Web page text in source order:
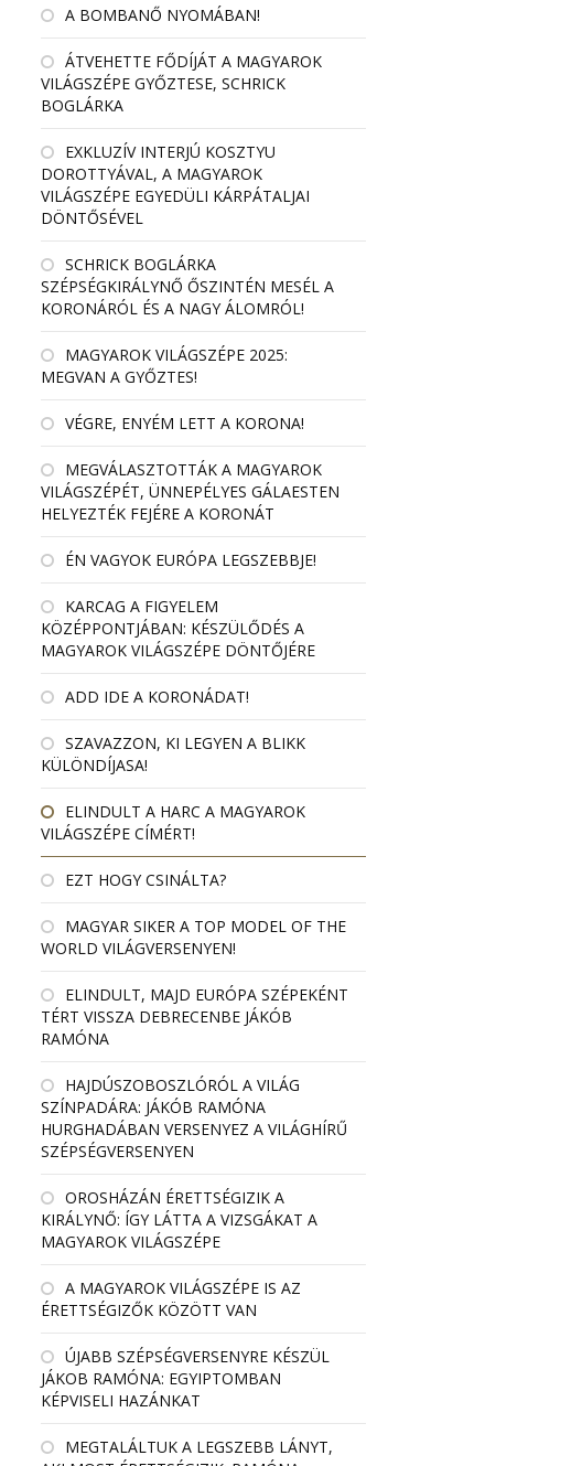
A BOMBANŐ NYOMÁBAN!
ÁTVEHETTE FŐDÍJÁT A MAGYAROK
VILÁGSZÉPE GYŐZTESE, SCHRICK
BOGLÁRKA
EXKLUZÍV INTERJÚ KOSZTYU
DOROTTYÁVAL, A MAGYAROK
VILÁGSZÉPE EGYEDÜLI KÁRPÁTALJAI
DÖNTŐSÉVEL
SCHRICK BOGLÁRKA
SZÉPSÉGKIRÁLYNŐ ŐSZINTÉN MESÉL A
KORONÁRÓL ÉS A NAGY ÁLOMRÓL!
MAGYAROK VILÁGSZÉPE 2025:
MEGVAN A GYŐZTES!
VÉGRE, ENYÉM LETT A KORONA!
MEGVÁLASZTOTTÁK A MAGYAROK
VILÁGSZÉPÉT, ÜNNEPÉLYES GÁLAESTEN
HELYEZTÉK FEJÉRE A KORONÁT
ÉN VAGYOK EURÓPA LEGSZEBBJE!
KARCAG A FIGYELEM
KÖZÉPPONTJÁBAN: KÉSZÜLŐDÉS A
MAGYAROK VILÁGSZÉPE DÖNTŐJÉRE
ADD IDE A KORONÁDAT!
SZAVAZZON, KI LEGYEN A BLIKK
KÜLÖNDÍJASA!
ELINDULT A HARC A MAGYAROK
VILÁGSZÉPE CÍMÉRT!
EZT HOGY CSINÁLTA?
MAGYAR SIKER A TOP MODEL OF THE
WORLD VILÁGVERSENYEN!
ELINDULT, MAJD EURÓPA SZÉPEKÉNT
TÉRT VISSZA DEBRECENBE JÁKÓB
RAMÓNA
HAJDÚSZOBOSZLÓRÓL A VILÁG
SZÍNPADÁRA: JÁKÓB RAMÓNA
HURGHADÁBAN VERSENYEZ A VILÁGHÍRŰ
SZÉPSÉGVERSENYEN
OROSHÁZÁN ÉRETTSÉGIZIK A
KIRÁLYNŐ: ÍGY LÁTTA A VIZSGÁKAT A
MAGYAROK VILÁGSZÉPE
A MAGYAROK VILÁGSZÉPE IS AZ
ÉRETTSÉGIZŐK KÖZÖTT VAN
ÚJABB SZÉPSÉGVERSENYRE KÉSZÜL
JÁKOB RAMÓNA: EGYIPTOMBAN
KÉPVISELI HAZÁNKAT
MEGTALÁLTUK A LEGSZEBB LÁNYT,